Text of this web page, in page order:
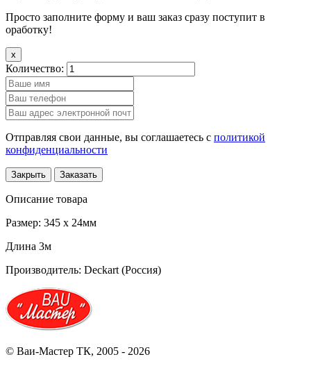
Просто заполните форму и ваш заказ сразу поступит в
оработку!
x
Количество:
Отправляя свои данные, вы соглашаетесь с политикой
конфиденциальности
Закрыть Заказать
Описание товара
Размер: 345 x 24мм
Длина 3м
Производитель: Deckart (Россия)
© Ваи-Мастер ТК, 2005 - 2026